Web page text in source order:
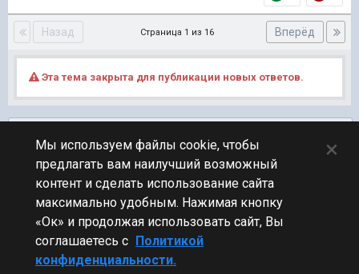
Назад Вперёд
Страница 1 из 16
Эта тема закрыта для публикации новых ответов.
ПЕРЕЙТИ К СПИСКУ ТЕМ
Фидбек
Стиль
Мы используем файлы cookie, чтобы
предлагать вам наилучший возможный
контент и сделать использование сайта
максимально удобным. Нажимая кнопку
«Ок» и продолжая использовать сайт, Вы
соглашаетесь с Политикой
конфиденциальности.
×